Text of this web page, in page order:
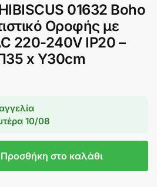
01632 Boho
Οροφής με
220-240V IP20 –
x Y30cm
10/08
Προσθήκη στο καλάθι